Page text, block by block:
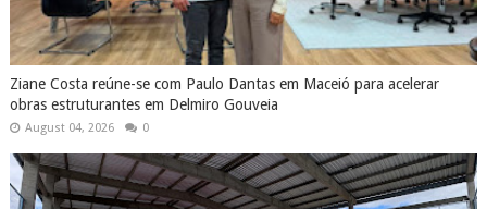
Ziane Costa reúne-se com Paulo Dantas em Maceió para acelerar
obras estruturantes em Delmiro Gouveia
August 04, 2026 0